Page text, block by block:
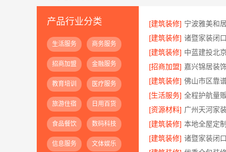
产品行业分类
生活服务 商务服务
招商加盟 金融服务
教育培训 医疗服务
旅游住宿 日用百货
食品餐饮 数码科技
信息服务 文体娱乐
[建筑装修]
[建筑装修]
[建筑装修]
[招商加盟]
[建筑装修]
[生活服务]
[资源材料]
[建筑装修]
[建筑装修]